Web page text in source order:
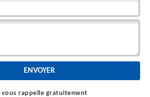
vous rappelle gratuitement